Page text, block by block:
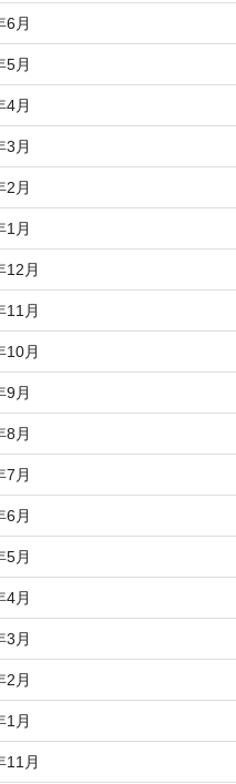
6月
5月
4月
3月
2月
1月
12月
11月
10月
9月
8月
7月
6月
5月
4月
3月
2月
1月
11月